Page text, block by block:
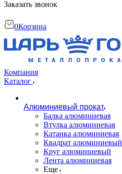
Заказать звонок
0Корзина
Компания
Каталог
Алюминиевый прокат
Балка алюминиевая
Втулка алюминиевая
Катанка алюминиевая
Квадрат алюминиевый
Круг алюминиевый
Лента алюминиевая
Еще